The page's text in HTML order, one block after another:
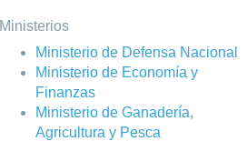
Ministerios
Ministerio de Defensa Nacional
Ministerio de Economía y
Finanzas
Ministerio de Ganadería,
Agricultura y Pesca